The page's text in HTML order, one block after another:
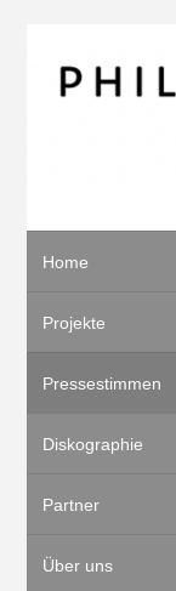
Home
Projekte
Pressestimmen
Diskographie
Partner
Über uns